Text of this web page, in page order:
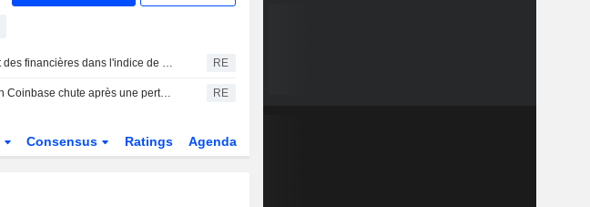
La part des financières dans l'indice de Toronto atteint un sommet de 8 ans face à l'envolée des valorisations bancaires RE
L'action Coinbase chute après une perte trimestrielle, les analystes soutiennent la stratégie de diversification RE
Consensus Ratings Agenda